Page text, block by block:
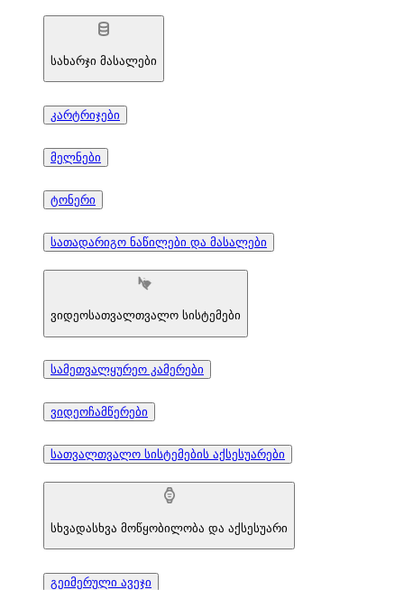
სახარჯი მასალები
კარტრიჯები
მელნები
ტონერი
სათადარიგო ნაწილები და მასალები
ვიდეოსათვალთვალო სისტემები
სამეთვალყურეო კამერები
ვიდეოჩამწერები
სათვალთვალო სისტემების აქსესუარები
სხვადასხვა მოწყობილობა და აქსესუარი
გეიმერული ავეჯი